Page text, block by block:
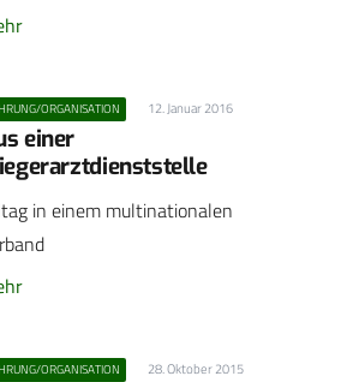
ORGANISATION 12. Januar 2016
einer
in einem multinationalen
ORGANISATION 28. Oktober 2015